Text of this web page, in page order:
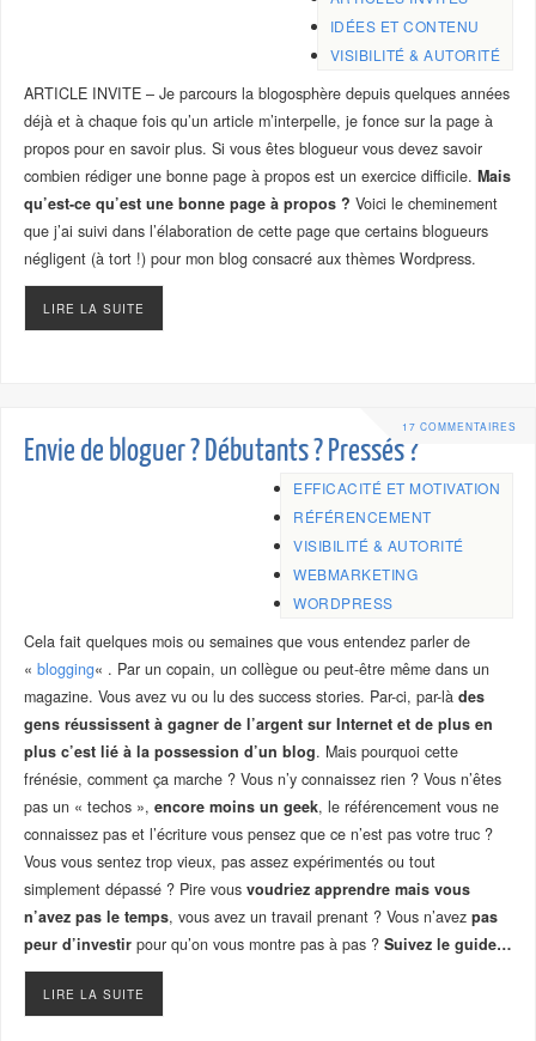
IDÉES ET CONTENU
VISIBILITÉ & AUTORITÉ
ARTICLE INVITE – Je parcours la blogosphère depuis quelques années
déjà et à chaque fois qu’un article m’interpelle, je fonce sur la page à
propos pour en savoir plus. Si vous êtes blogueur vous devez savoir
combien rédiger une bonne page à propos est un exercice difficile. Mais
qu’est-ce qu’est une bonne page à propos ? Voici le cheminement
que j’ai suivi dans l’élaboration de cette page que certains blogueurs
négligent (à tort !) pour mon blog consacré aux thèmes Wordpress.
LIRE LA SUITE
17 COMMENTAIRES
Envie de bloguer ? Débutants ? Pressés ?
EFFICACITÉ ET MOTIVATION
RÉFÉRENCEMENT
VISIBILITÉ & AUTORITÉ
WEBMARKETING
WORDPRESS
Cela fait quelques mois ou semaines que vous entendez parler de
« blogging« . Par un copain, un collègue ou peut-être même dans un
magazine. Vous avez vu ou lu des success stories. Par-ci, par-là des
gens réussissent à gagner de l’argent sur Internet et de plus en
plus c’est lié à la possession d’un blog. Mais pourquoi cette
frénésie, comment ça marche ? Vous n’y connaissez rien ? Vous n’êtes
pas un « techos », encore moins un geek, le référencement vous ne
connaissez pas et l’écriture vous pensez que ce n’est pas votre truc ?
Vous vous sentez trop vieux, pas assez expérimentés ou tout
simplement dépassé ? Pire vous voudriez apprendre mais vous
n’avez pas le temps, vous avez un travail prenant ? Vous n’avez pas
peur d’investirpour qu’on vous montre pas à pas ? Suivez le guide…
LIRE LA SUITE